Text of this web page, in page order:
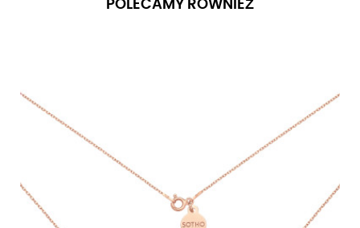
POLECAMY RÓWNIEŻ